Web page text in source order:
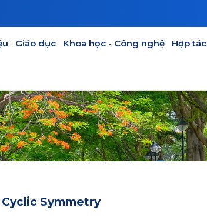
Giáo dục Khoa học - Công nghệ Hợp tác
Symmetry